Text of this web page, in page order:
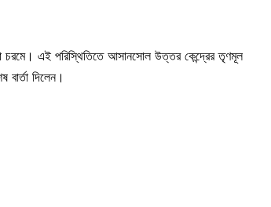
চরমে। এই পরিস্থিতিতে আসানসোল উত্তর কেন্দ্রের তৃণমূল
দিলেন।